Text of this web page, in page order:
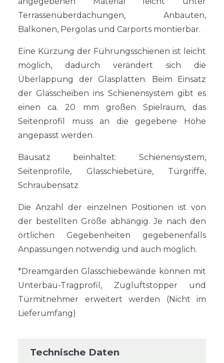
Terrassenüberdachungen, Anbauten,
Balkonen, Pergolas und Carports montierbar.
Eine Kürzung der Führungsschienen ist leicht
möglich, dadurch verändert sich die
Überlappung der Glasplatten. Beim Einsatz
der Glasscheiben ins Schienensystem gibt es
einen ca. 20 mm großen Spielraum, das
Seitenprofil muss an die gegebene Höhe
angepasst werden.
Bausatz beinhaltet: Schienensystem,
Seitenprofile, Glasschiebetüre, Türgriffe,
Schraubensatz
Die Anzahl der einzelnen Positionen ist von
der bestellten Größe abhängig. Je nach den
örtlichen Gegebenheiten gegebenenfalls
Anpassungen notwendig und auch möglich.
*Dreamgarden Glasschiebewände können mit
Unterbau-Tragprofil, Zugluftstopper und
Türmitnehmer erweitert werden (Nicht im
Lieferumfang)
Technische Daten